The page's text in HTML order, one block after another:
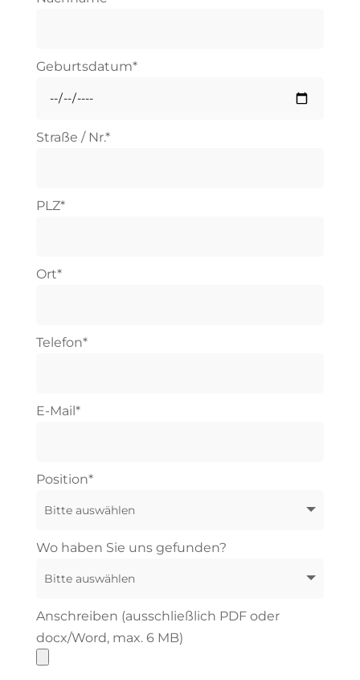
Geburtsdatum*
Straße / Nr.*
PLZ*
Ort*
Telefon*
E-Mail*
Position*
Wo haben Sie uns gefunden?
Anschreiben (ausschließlich PDF oder
docx/Word, max. 6 MB)